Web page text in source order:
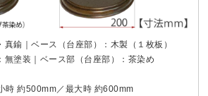
鍮｜ベース（台座部）：木製（１枚板）
塗装｜ベース部（台座部）：茶染め
時 約500mm／最大時 約600mm